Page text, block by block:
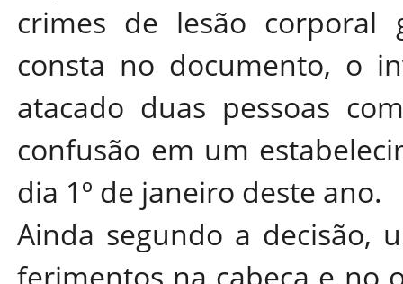
crimes de lesão corporal
consta no documento, o
atacado duas pessoas
confusão em um
dia 1º de janeiro deste ano.
Ainda segundo a decisão,